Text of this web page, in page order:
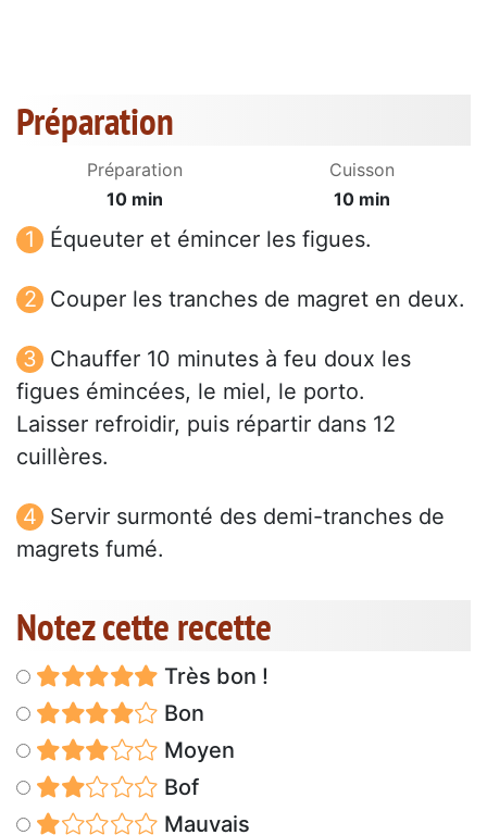
Préparation
Préparation
10 min
Cuisson
10 min
Équeuter et émincer les figues.
Couper les tranches de magret en deux.
Chauffer 10 minutes à feu doux les
figues émincées, le miel, le porto.
Laisser refroidir, puis répartir dans 12
cuillères.
Servir surmonté des demi-tranches de
magrets fumé.
Notez cette recette
Très bon !
Bon
Moyen
Bof
Mauvais